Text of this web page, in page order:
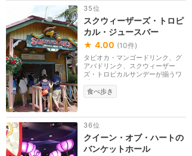
35位
スクウィーザーズ・トロピ
カル・ジュースバー
★ 4.00 (10件)
タピオカ・マンゴードリンク、グ
アバドリンク、スクウィーザー
ズ・トロピカルサンデーが揃うワ
ゴンです。
食べ歩き
36位
クイーン・オブ・ハートの
バンケットホール